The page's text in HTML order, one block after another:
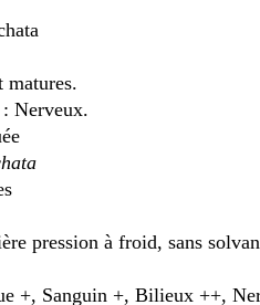
matures.
Nerveux.
pression à froid, sans
+, Sanguin +, Bilieux ++,